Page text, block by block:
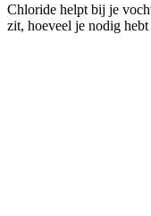
Chloride helpt bij je
zit, hoeveel je nodig